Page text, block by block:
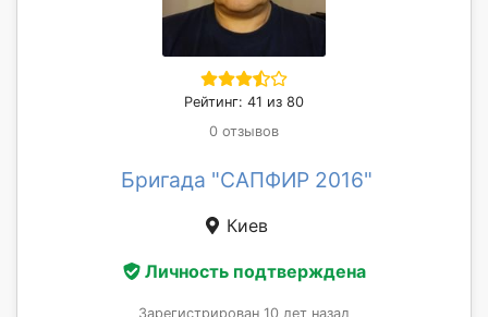
Рейтинг: 41 из 80
0 отзывов
Бригада "САПФИР 2016"
Киев
Личность подтверждена
Зарегистрирован 10 лет назад